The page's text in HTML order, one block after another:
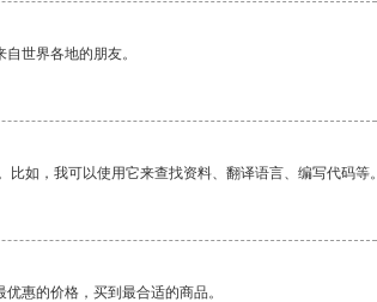
世界各地的朋友。
如，我可以使用它来查找资料、翻译语言、编写代码等。
惠的价格，买到最合适的商品。